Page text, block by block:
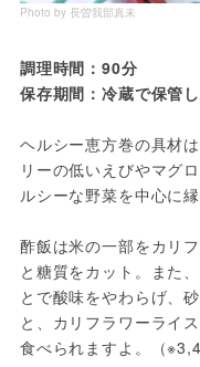
Photo by 長曽我部真未
調理時間：90分
保存期間：冷蔵で保管
ヘルシー恵方巻の具材
リーの低いえびやマグ
ルシーな野菜を中心に
酢飯は米の一部をカリ
と糖質をカット。また
とで酸味をやわらげ、
と、カリフラワーライ
食べられますよ。（